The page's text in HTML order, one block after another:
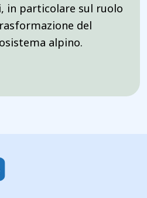
in particolare sul ruolo
del
alpino.